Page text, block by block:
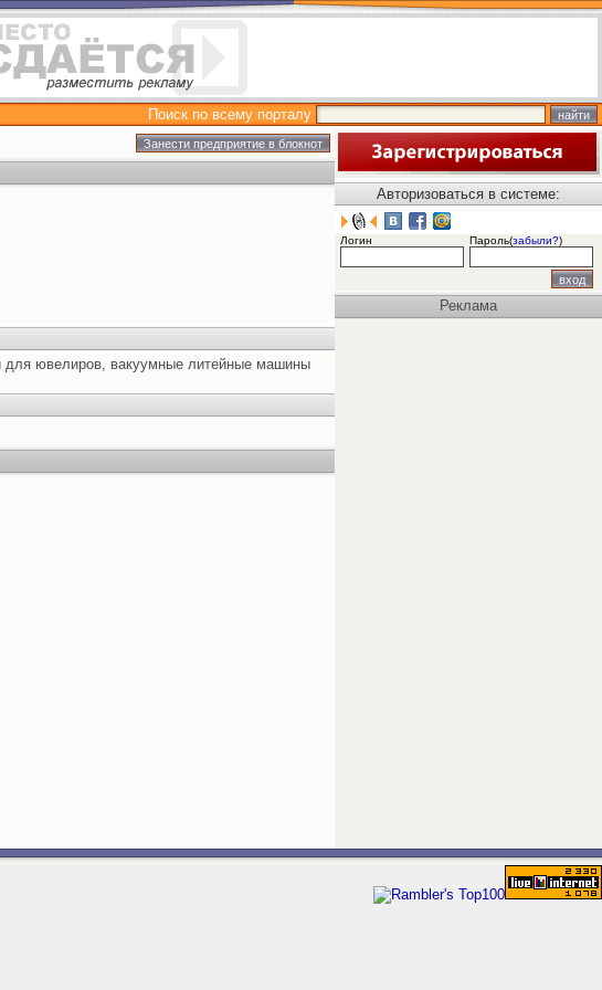
Поиск по всему порталу
для ювелиров, вакуумные литейные машины
Авторизоваться в системе:
Логин Пароль(забыли?)
Реклама